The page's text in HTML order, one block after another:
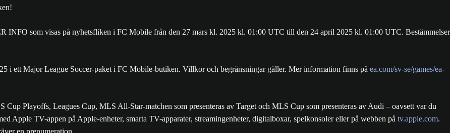
INFO som visas på nyhetsfliken i FC Mobile från den 27 mars kl. 2025 kl. 01:00 UTC till den 24 april 2025 kl. 01:00 UTC. Bestämmelser
i ett Major League Soccer-paket i FC Mobile-butiken. Villkor och begränsningar gäller. Mer information finns på ea.com/sv-se/games/ea-
Playoffs, Leagues Cup, MLS All-Star-matchen som presenteras av Target och MLS Cup som presenteras av Audi – oavsett var du
Apple TV-appen på Apple-enheter, smarta TV-apparater, streamingenheter, digitalboxar, spelkonsoler eller på webben på tv.apple.com.
en prenumeration.